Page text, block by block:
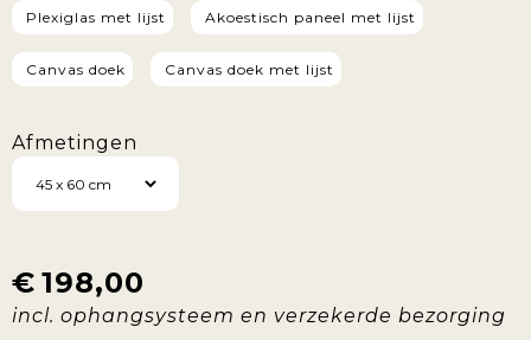
Plexiglas met lijst Akoestisch paneel met lijst
Canvas doek Canvas doek met lijst
Afmetingen
€ 198,00